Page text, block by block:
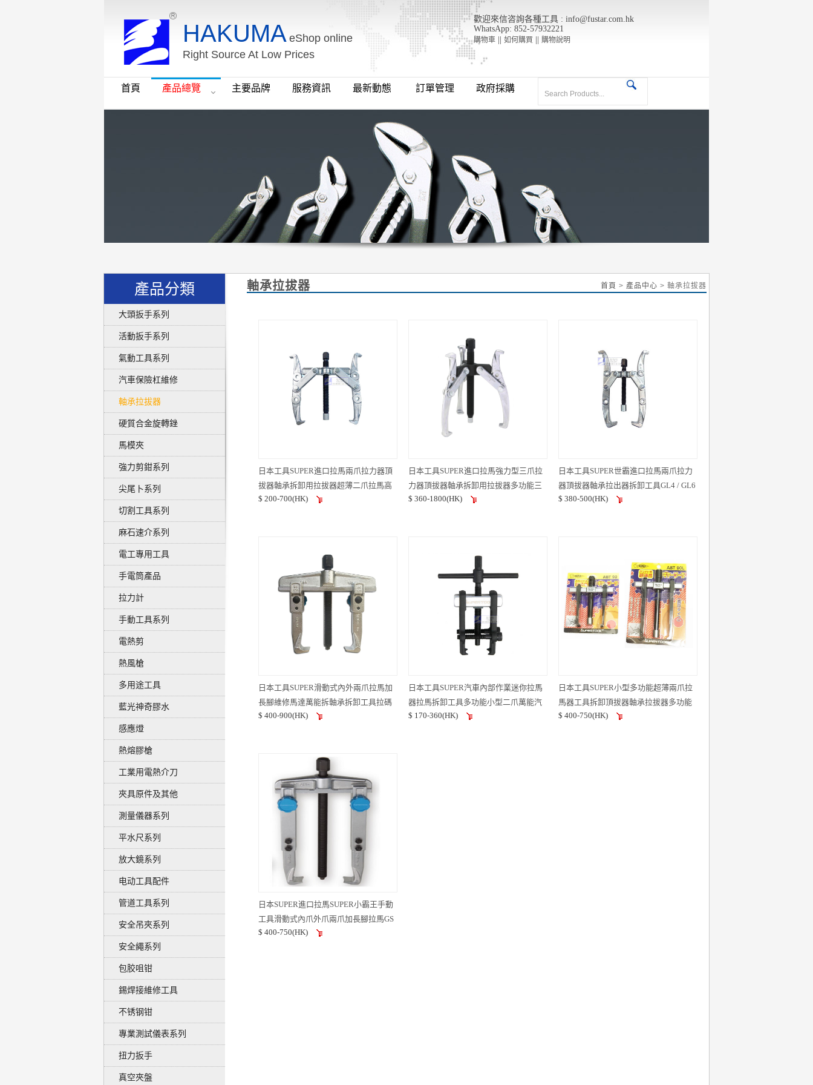
HAKUMA eShop online
Right Source At Low Prices
歡迎來信咨詢各種工具 : info@fustar.com.hk
WhatsApp: 852-57932221
購物車 如何購買 購物說明
首頁 產品總覽 主要品牌 服務資訊 最新動態 訂單管理 政府採購
產品分類
大頭扳手系列
活動扳手系列
氣動工具系列
汽車保險杠維修
軸承拉拔器
硬質合金旋轉銼
馬模夾
強力剪鉗系列
尖尾卜系列
切割工具系列
麻石速介系列
電工專用工具
手電筒產品
拉力計
手動工具系列
電熱剪
熱風槍
多用途工具
藍光神奇膠水
感應燈
熱熔膠槍
工業用電熱介刀
夾具原件及其他
測量儀器系列
平水尺系列
放大鏡系列
电动工具配件
管道工具系列
安全吊夾系列
安全繩系列
包胶咀钳
錫焊接維修工具
不锈钢钳
專業測試儀表系列
扭力扳手
真空夾盤
軸承拉拔器 首頁 > 產品中心 > 軸承拉拔器
日本工具SUPER進口拉馬兩爪拉力器頂
拔器軸承拆卸用拉拔器超薄二爪拉馬高
品質拉瑪G12系列
$ 200-700(HK)
日本工具SUPER進口拉馬強力型三爪拉
力器頂拔器軸承拆卸用拉拔器多功能三
爪拉馬器拆軸承手動汽修用GT系列
$ 360-1800(HK)
日本工具SUPER世霸進口拉馬兩爪拉力
器頂拔器軸承拉出器拆卸工具GL4 / GL6
/ GL8
$ 380-500(HK)
日本工具SUPER滑動式內外兩爪拉馬加
長腳維修馬達萬能拆軸承拆卸工具拉碼
拔輪器拉碼GS90
$ 400-900(HK)
日本工具SUPER汽車內部作業迷你拉馬
器拉馬拆卸工具多功能小型二爪萬能汽
修拉馬器拆軸AB1N
$ 170-360(HK)
日本工具SUPER小型多功能超薄兩爪拉
馬器工具拆卸頂拔器軸承拉拔器多功能
手動拉馬拆卸工具ABT90
$ 400-750(HK)
日本SUPER進口拉馬SUPER小霸王手動
工具滑動式內爪外爪兩爪加長腳拉馬GS
維修軸承拆卸工具拉碼拔輪器 拉碼
$ 400-750(HK)